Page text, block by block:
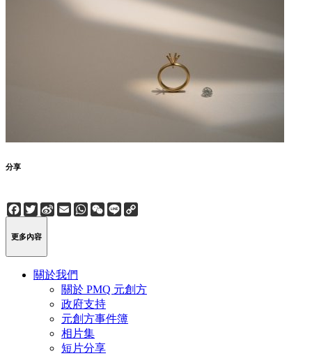
分享
Facebook
Twitter
Sina
Weibo
EmailWhatsApp
WeChat
Line
更多內容
關於我們
關於 PMQ 元創方
政府支持
元創方事件簿
相片集
短片分享